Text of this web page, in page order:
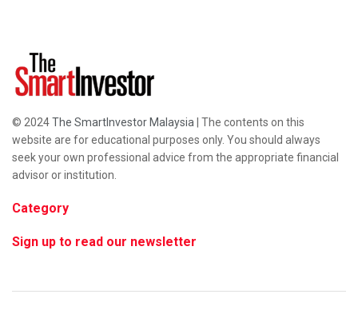
© 2024The SmartInvestor Malaysia | The contents on this
website are for educational purposes only. You should always
seek your own professional advice from the appropriate financial
advisor or institution.
Category
Sign up to read our newsletter